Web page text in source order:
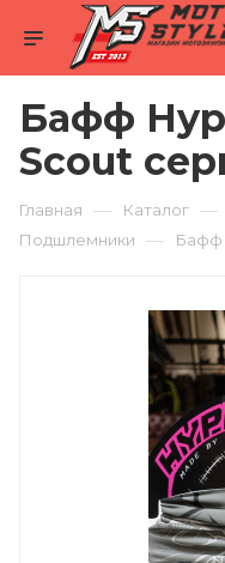
Бафф
Scout
Главная — Каталог —
Подшлемники — Бафф